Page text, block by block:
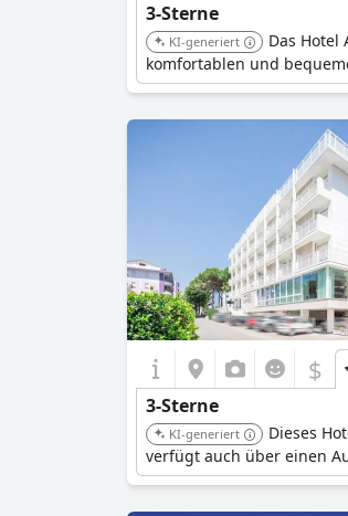
3-Sterne
KI-generiert
Das Hotel
komfortablen und
$
3-Sterne
KI-generiert
Dieses
verfügt auch über einen